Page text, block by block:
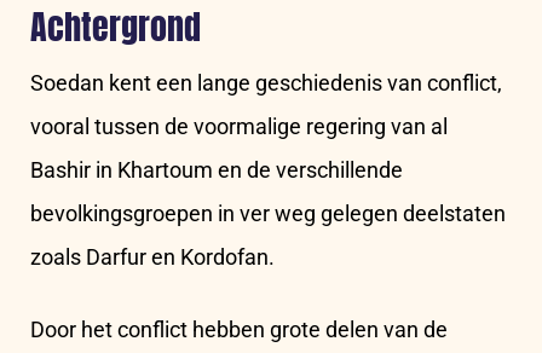
Achtergrond
Soedan kent een lange geschiedenis van conflict,
vooral tussen de voormalige regering van al
Bashir in Khartoum en de verschillende
bevolkingsgroepen in ver weg gelegen deelstaten
zoals Darfur en Kordofan.
Door het conflict hebben grote delen van de